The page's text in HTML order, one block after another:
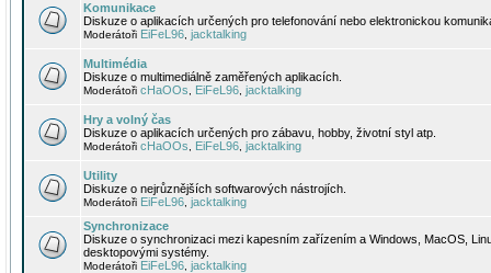
Komunikace
Diskuze o aplikacích určených pro telefonování nebo elektronickou
Moderátoři EiFeL96 jacktalking
Multimédia
Diskuze o multimediálně zaměřených aplikacích.
Moderátoři cHaOOs EiFeL96 jacktalking
Hry a volný čas
Diskuze o aplikacích určených pro zábavu, hobby, životní styl atp.
Moderátoři cHaOOs EiFeL96 jacktalking
Utility
Diskuze o nejrůznějších softwarových nástrojích.
Moderátoři EiFeL96 jacktalking
Synchronizace
Diskuze o synchronizaci mezi kapesním zařízením a Windows, MacOS,
desktopovými systémy.
Moderátoři EiFeL96 jacktalking